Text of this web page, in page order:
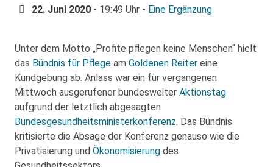
22. Juni 2020 - 19:49 Uhr - Eine Ergänzung
Unter dem Motto „Profite pflegen keine Menschen“ hielt
das Bündnis für Pflege am Goldenen Reiter eine
Kundgebung ab. Anlass war ein für vergangenen
Mittwoch ausgerufener bundesweiter Aktionstag
aufgrund der letztlich abgesagten
Bundesgesundheitsministerkonferenz. Das Bündnis
kritisierte die Absage der Konferenz genauso wie die
Privatisierung und Ökonomisierung des